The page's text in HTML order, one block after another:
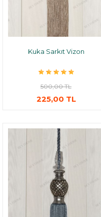
Kuka Sarkıt Vizon
500,00 TL
225,00 TL